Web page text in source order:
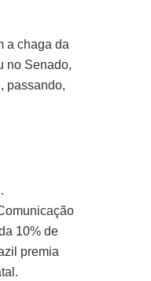
a chaga da
no Senado,
passando,
10% de
premia